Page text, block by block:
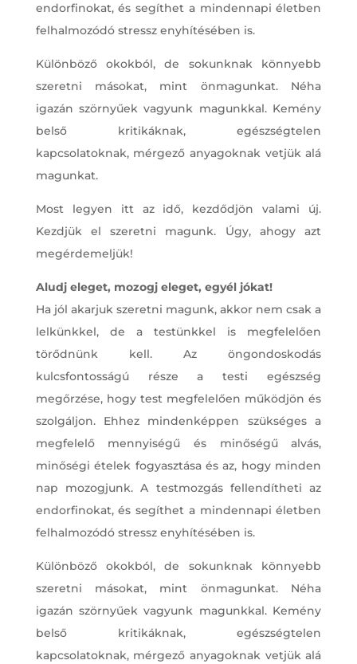
endorfinokat, és segíthet a mindennapi életben
felhalmozódó stressz enyhítésében is.
Különböző okokból, de sokunknak könnyebb
szeretni másokat, mint önmagunkat. Néha
igazán szörnyűek vagyunk magunkkal. Kemény
belső kritikáknak, egészségtelen
kapcsolatoknak, mérgező anyagoknak vetjük alá
magunkat.
Most legyen itt az idő, kezdődjön valami új.
Kezdjük el szeretni magunk. Úgy, ahogy azt
megérdemeljük!
Aludj eleget, mozogj eleget, egyél jókat!
Ha jól akarjuk szeretni magunk, akkor nem csak a
lelkünkkel, de a testünkkel is megfelelően
törődnünk kell. Az öngondoskodás
kulcsfontosságú része a testi egészség
megőrzése, hogy test megfelelően működjön és
szolgáljon. Ehhez mindenképpen szükséges a
megfelelő mennyiségű és minőségű alvás,
minőségi ételek fogyasztása és az, hogy minden
nap mozogjunk. A testmozgás fellendítheti az
endorfinokat, és segíthet a mindennapi életben
felhalmozódó stressz enyhítésében is.
Különböző okokból, de sokunknak könnyebb
szeretni másokat, mint önmagunkat. Néha
igazán szörnyűek vagyunk magunkkal. Kemény
belső kritikáknak, egészségtelen
kapcsolatoknak, mérgező anyagoknak vetjük alá